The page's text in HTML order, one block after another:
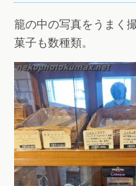
籠の中の写真をうまく
菓子も数種類。